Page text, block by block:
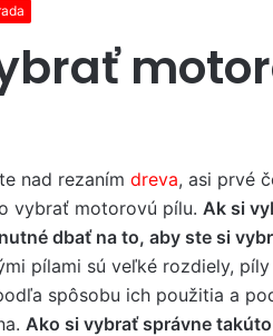
nad rezaním dreva, asi prvé
vybrať motorovú pílu. Ak si
dbať na to, aby ste si
pílami sú veľké rozdiely,
spôsobu ich použitia a
Ako si vybrať správne